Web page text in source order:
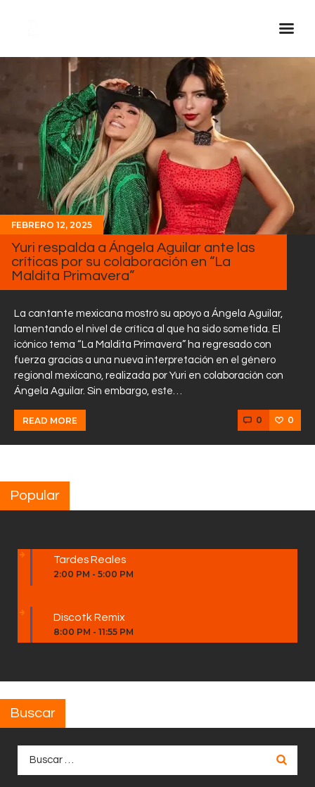
Inicio Real FM
Streaming
En Vivo
Descarga La APP
Programas
Noticias
Equipo
Sobre Nosotros
Contactos
FEBRERO 12, 2025
Yuri respalda a Ángela Aguilar ante las
críticas por su colaboración en “La
Maldita Primavera”
La cantante mexicana mostró su apoyo a Ángela Aguilar,
lamentando el nivel de crítica al que ha sido sometida. El
icónico tema “La Maldita Primavera” ha regresado con
fuerza gracias a una nueva interpretación en el género
regional mexicano, realizada por Yuri en colaboración con
Ángela Aguilar. Sin embargo, este…
READ MORE 0 0
Popular
Tardes Reales
2:00 PM - 5:00 PM
Discotk Remix
8:00 PM - 11:55 PM
Buscar